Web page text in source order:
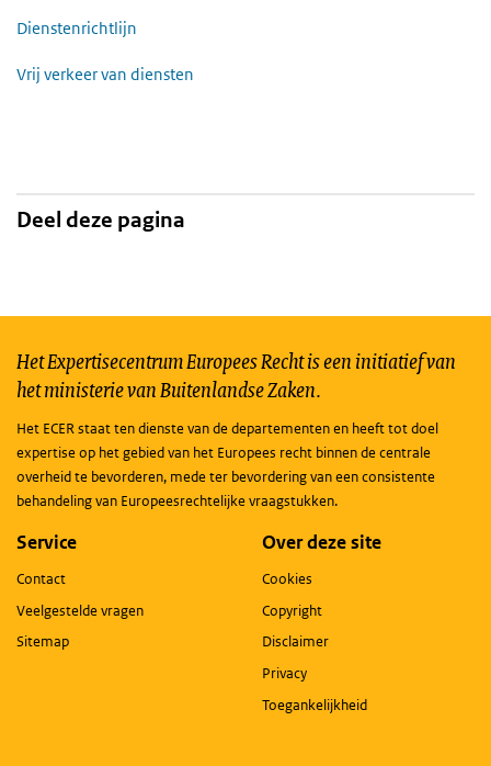
Dienstenrichtlijn
Vrij verkeer van diensten
Deel deze pagina
Het Expertisecentrum Europees Recht is een initiatief van
het ministerie van Buitenlandse Zaken.
Het ECER staat ten dienste van de departementen en heeft tot doel
expertise op het gebied van het Europees recht binnen de centrale
overheid te bevorderen, mede ter bevordering van een consistente
behandeling van Europeesrechtelijke vraagstukken.
Service
Contact
Veelgestelde vragen
Sitemap
Over deze site
Cookies
Copyright
Disclaimer
Privacy
Toegankelijkheid